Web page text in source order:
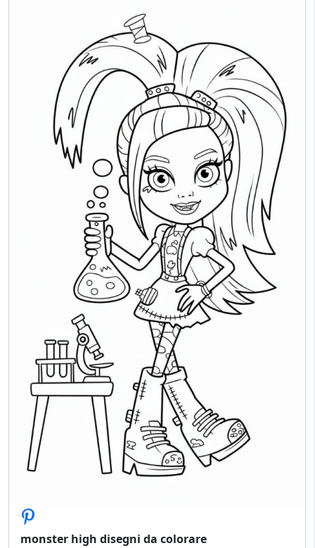
monster high disegni da colorare